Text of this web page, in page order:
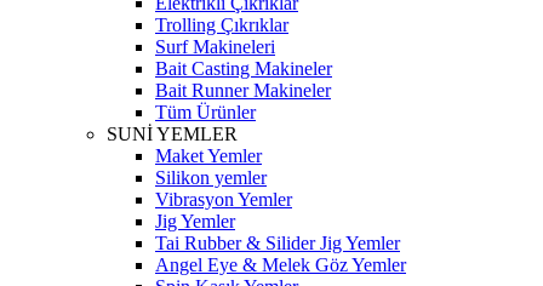
Trolling Çıkrıklar
Surf Makineleri
Bait Casting Makineler
Bait Runner Makineler
Tüm Ürünler
SUNİ YEMLER
Maket Yemler
Silikon yemler
Vibrasyon Yemler
Jig Yemler
Tai Rubber & Silider Jig Yemler
Angel Eye & Melek Göz Yemler